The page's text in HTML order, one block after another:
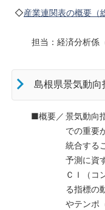
◇産業連関表の概要（
担当：経済分析係（
島根県景気動向
■概要／ 景気動向
での重要
統合する
予測に資
ＣＩ（コ
る指標の
やテンポ